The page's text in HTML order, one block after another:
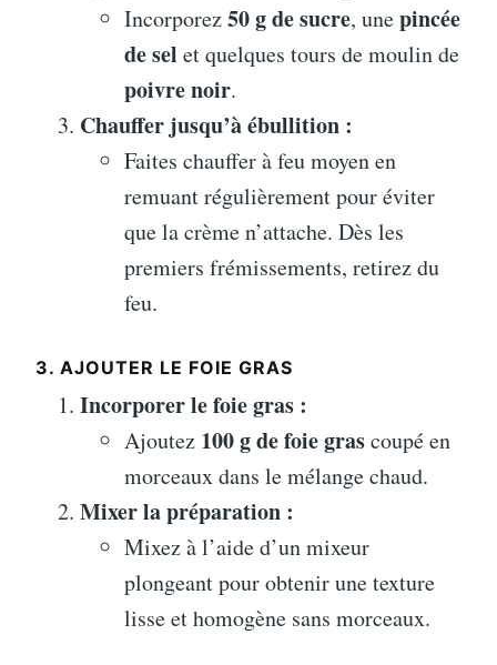
Incorporez50 g de sucre, unepincée
de sel et quelques tours de moulin de
poivre noir.
Chauffer jusqu’à ébullition :
Faites chauffer à feu moyen en
remuant régulièrement pour éviter
que la crème n’attache. Dès les
premiers frémissements, retirez du
feu.
3. AJOUTER LE FOIE GRAS
Incorporer le foie gras :
Ajoutez 100 g de foie grascoupé en
morceaux dans le mélange chaud.
Mixer la préparation :
Mixez à l’aide d’un mixeur
plongeant pour obtenir une texture
lisse et homogène sans morceaux.